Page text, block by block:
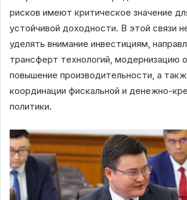
рисков имеют критическое значение
устойчивой доходности. В этой связи
уделять внимание инвестициям,
трансферт технологий, модернизацию
повышение производительности, а
координации фискальной и денежно-
политики.